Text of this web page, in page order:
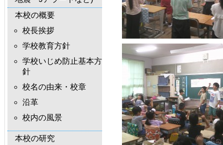
本校の概要
校長挨拶
学校教育方針
学校いじめ防止基本方
針
校名の由来・校章
沿革
校内の風景
本校の研究